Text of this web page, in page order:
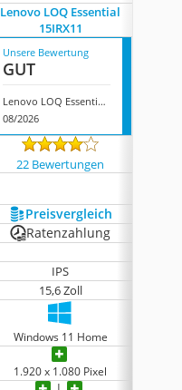
Lenovo LOQ Essential
15IRX11
Unsere Bewertung
GUT
Lenovo LOQ Essential 15IRX11
08/2026
22 Bewertungen
Preis­vergleich
Ratenzahlung
IPS
15,6 Zoll
Windows 11 Home
1.920 x 1.080 Pixel